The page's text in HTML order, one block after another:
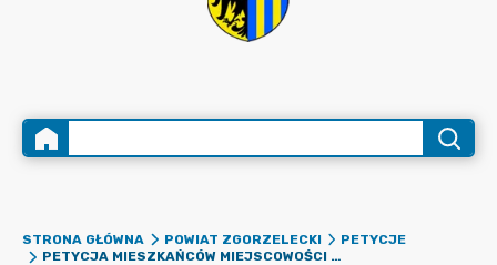
STRONA GŁÓWNA POWIAT ZGORZELECKI
PETYCJE
PETYCJA MIESZKAŃCÓW MIEJSCOWOŚCI KOŹLICE I OSIEK ŁUŻYCKI O PRZYWRÓCENIE PUBLICZNEGO TRANSPORTU ZBIOROWEGO